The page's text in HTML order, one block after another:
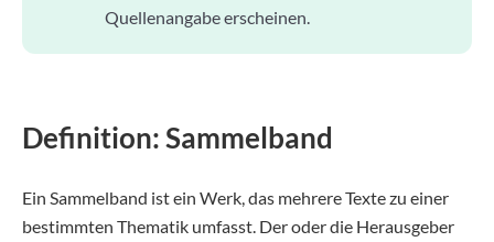
Quellenangabe erscheinen.
Definition: Sammelband
Ein Sammelband ist ein Werk, das mehrere Texte zu einer
bestimmten Thematik umfasst. Der oder die Herausgeber